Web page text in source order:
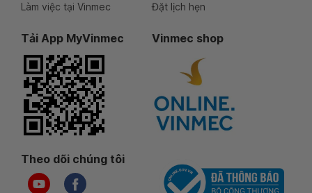
Làm việc tại Vinmec
Đặt lịch hẹn
Tải App MyVinmec Vinmec shop
Theo dõi chúng tôi